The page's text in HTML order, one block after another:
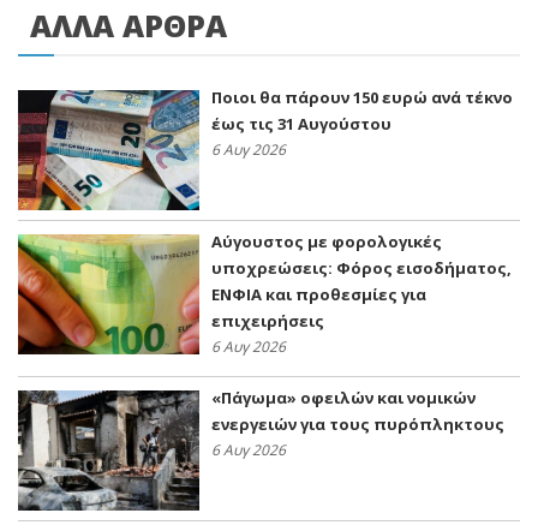
ΑΛΛΑ ΑΡΘΡΑ
Ποιοι θα πάρουν 150 ευρώ ανά τέκνο
έως τις 31 Αυγούστου
6 Αυγ 2026
Αύγουστος με φορολογικές
υποχρεώσεις: Φόρος εισοδήματος,
ΕΝΦΙΑ και προθεσμίες για
επιχειρήσεις
6 Αυγ 2026
«Πάγωμα» οφειλών και νομικών
ενεργειών για τους πυρόπληκτους
6 Αυγ 2026